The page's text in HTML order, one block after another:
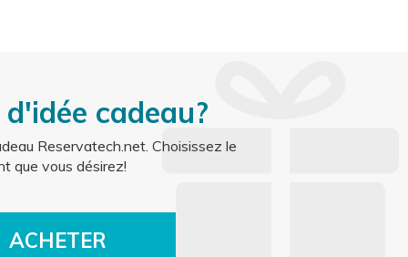
cadeau?
Reservatech.net. Choisissez le
que vous désirez!
ACHETER